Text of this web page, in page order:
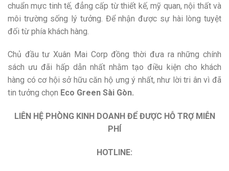
chuẩn mực tinh tế, đẳng cấp từ thiết kế, mỹ quan, nội thất và
môi trường sống lý tưởng. Để nhận được sự hài lòng tuyệt
đối từ phía khách hàng.
Chủ đầu tư Xuân Mai Corp đồng thời đưa ra những chính
sách ưu đãi hấp dẫn nhất nhằm tạo điều kiện cho khách
hàng có cơ hội sở hữu căn hộ ưng ý nhất, như lời tri ân vì đã
tin tưởng chọn Eco Green Sài Gòn.
LIÊN HỆ PHÒNG KINH DOANH ĐỂ ĐƯỢC HỖ TRỢ MIỄN
PHÍ
HOTLINE: